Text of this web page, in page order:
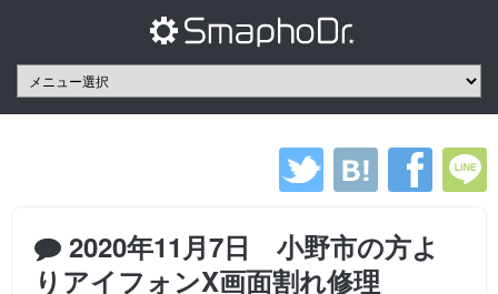
2020年11月7日 小野市の方よ
りアイフォンX画面割れ修理